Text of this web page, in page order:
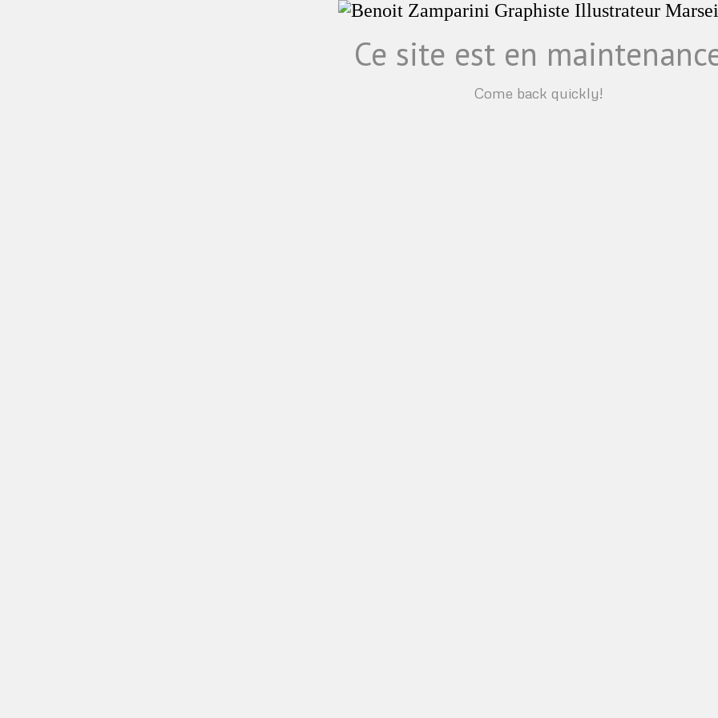
Ce site est en
Come back quickly!